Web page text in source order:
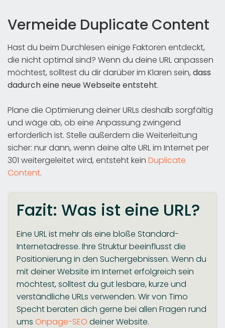
Vermeide Duplicate Content
Hast du beim Durchlesen einige Faktoren entdeckt,
die nicht optimal sind? Wenn du deine URL anpassen
möchtest, solltest du dir darüber im Klaren sein, dass
dadurch eine neue Webseite entsteht.
Plane die Optimierung deiner URLs deshalb sorgfältig
und wäge ab, ob eine Anpassung zwingend
erforderlich ist. Stelle außerdem die Weiterleitung
sicher: nur dann, wenn deine alte URL im Internet per
301 weitergeleitet wird, entsteht kein Duplicate
Content.
Fazit: Was ist eine URL?
Eine URL ist mehr als eine bloße Standard-
Internetadresse. Ihre Struktur beeinflusst die
Positionierung in den Suchergebnissen. Wenn du
mit deiner Website im Internet erfolgreich sein
möchtest, solltest du gut lesbare, kurze und
verständliche URLs verwenden. Wir von Timo
Specht beraten dich gerne bei allen Fragen rund
ums Onpage-SEO deiner Website.